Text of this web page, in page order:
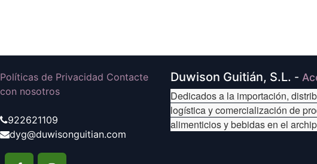
Políticas de Privacidad Contacte
con nosotros
922621109
dyg@duwisonguitian.com
Duwison Guitián, S.L. -
Dedicados a la importación,
logística y comercialización de
alimenticios y bebidas en el